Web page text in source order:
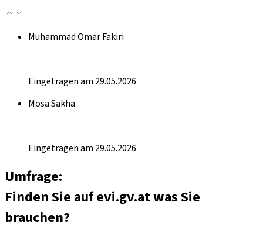
Muhammad Omar Fakiri
Eingetragen am 29.05.2026
Mosa Sakha
Eingetragen am 29.05.2026
Umfrage:
Finden Sie auf evi.gv.at was Sie
brauchen?